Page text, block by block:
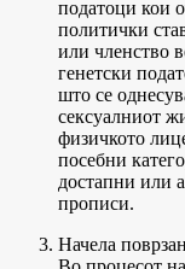
податоци кои
политички
или членство
генетски
што се
сексуалниот
физичкото
посебни
достапни или
прописи.
Начела